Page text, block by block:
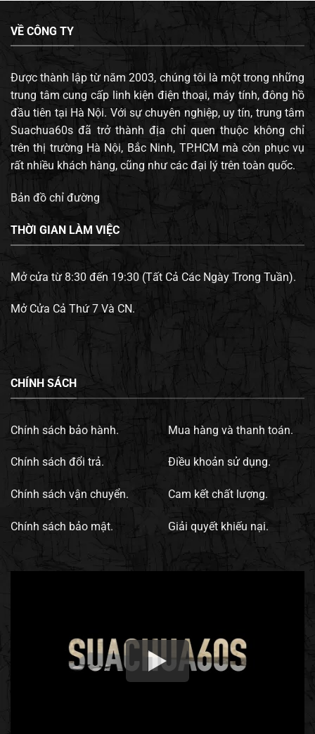
VỀ CÔNG TY
Được thành lập từ năm 2003, chúng tôi là một trong những
trung tâm cung cấp linh kiện điện thoại, máy tính, đông hồ
đầu tiên tại Hà Nội. Với sự chuyên nghiệp, uy tín, trung tâm
Suachua60s đã trở thành địa chỉ quen thuộc không chỉ
trên thị trường Hà Nội, Bắc Ninh, TP.HCM mà còn phục vụ
rất nhiều khách hàng, cũng như các đại lý trên toàn quốc.
Bản đồ chỉ đường
THỜI GIAN LÀM VIỆC
Mở cửa từ 8:30 đến 19:30 (Tất Cả Các Ngày Trong Tuần).
Mở Cửa Cả Thứ 7 Và CN.
CHÍNH SÁCH
Chính sách bảo hành.
Chính sách đổi trả.
Chính sách vận chuyển.
Chính sách bảo mật.
Mua hàng và thanh toán.
Điều khoản sử dụng.
Cam kết chất lượng.
Giải quyết khiếu nại.